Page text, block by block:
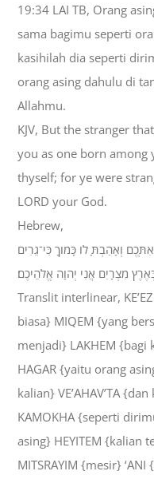
19:34 LAI TB, Orang
sama bagimu seperti
kasihilah dia seperti
orang asing dahulu di
Allahmu.
KJV, But the stranger
you as one born among
thyself; for ye were
LORD your God.
Hebrew,
וְאָהַבְתָּ לֹו כָּמֹוךָ כִּי־גֵרִים
מִצְרָיִם אֲנִי יְהוָה אֱלֹהֵיכֶם׃
Translit interlinear,
biasa} MIQEM {yang
menjadi} LAKHEM {bagi
HAGAR {yaitu orang
kalian} VE’AHAV’TA
KAMOKHA {seperti
asing} HEYITEM {kalian
MITSRAYIM {mesir} ‘ANI